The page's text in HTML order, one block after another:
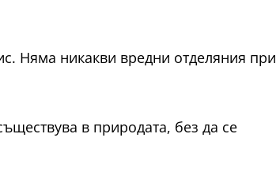
Няма никакви вредни отделяния при
в природата, без да се